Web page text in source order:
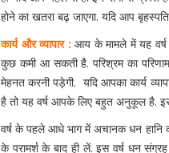
होने का खतरा बढ़ जाएगा. यदि आप
कार्य और व्यापार :आय के मामले में यह वर्ष
कुछ कमी आ सकती है. परिश्रम का
मेहनत करनी पड़ेगी. यदि आपका कार्य
है तो यह वर्ष आपके लिए बहुत अनुकूल है.
वर्ष के पहले आधे भाग में अचानक धन हानि
के परामर्श के बाद ही लें. इस वर्ष धन